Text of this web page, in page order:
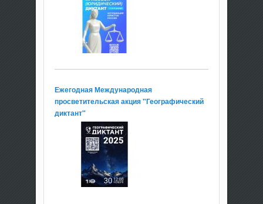
Ежегодная Международная
просветительская акция "Географический
диктант"